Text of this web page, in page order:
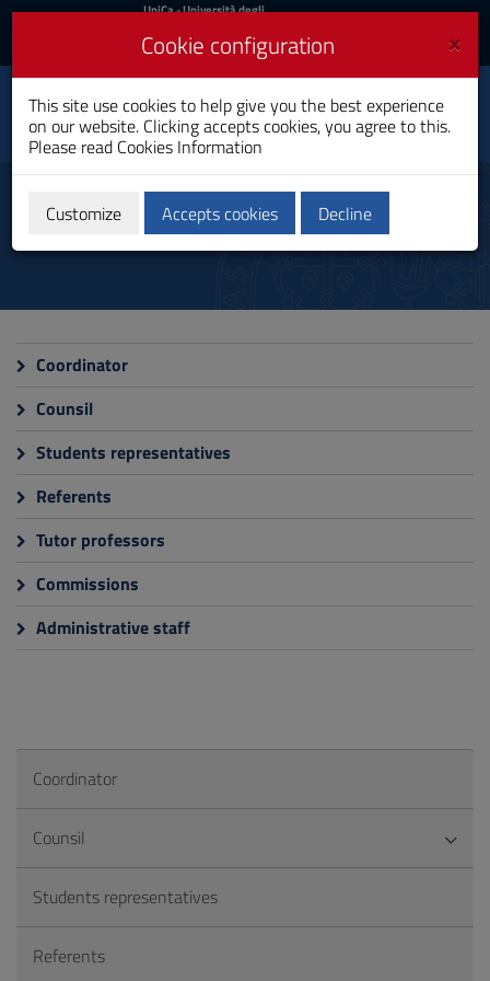
Skip
Content
to
Go
Footer
UniCa
Login
UniCa- Università degli
Login UniCA News
Toggle
navigation
Techniques for Building
Construction and Land
Development
Professional Bachelor's Degree
Organization
Coordinator
Counsil
Students representatives
Referents
Tutor professors
Commissions
Administrative staff
Coordinator
Counsil
Students representatives
Referents
×
Cookie configuration
This site use cookies to help give you the best experience
on our website. Clicking accepts cookies, you agree to this.
Please read Cookies Information
Customize Accepts cookies Decline